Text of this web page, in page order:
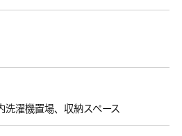
洗濯機置場、 収納スペース